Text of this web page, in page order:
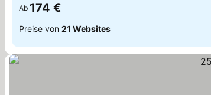
Ab 174 €
Preise von 21 Websites